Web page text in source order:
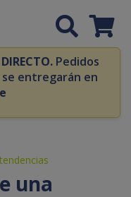
Pedidos
entregarán en
una